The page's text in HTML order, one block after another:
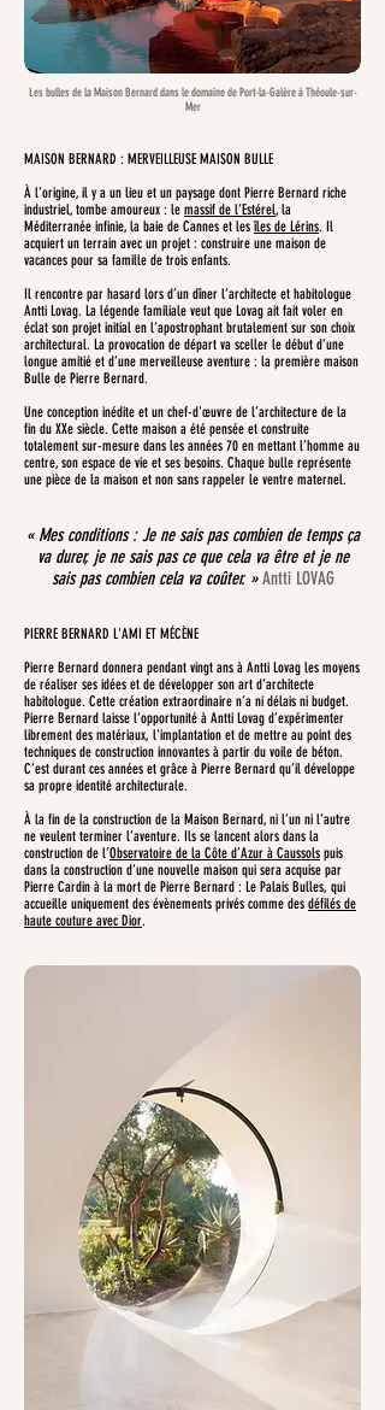
Les bulles de la Maison Bernard dans le domaine de Port-la-Galère à Théoule-sur-
Mer
MAISON BERNARD : MERVEILLEUSE MAISON BULLE
À l’origine, il y a un lieu et un paysage dont Pierre Bernard riche
industriel, tombe amoureux : le massif de l’Estérel, la
Méditerranée infinie, la baie de Cannes et les îles de Lérins. Il
acquiert un terrain avec un projet : construire une maison de
vacances pour sa famille de trois enfants.
Il rencontre par hasard lors d’un dîner l’architecte et habitologue
Antti Lovag. La légende familiale veut que Lovag ait fait voler en
éclat son projet initial en l’apostrophant brutalement sur son choix
architectural. La provocation de départ va sceller le début d’une
longue amitié et d’une merveilleuse aventure : la première maison
Bulle de Pierre Bernard.
Une conception inédite et un chef-d'œuvre de l’architecture de la
fin du XXe siècle. Cette maison a été pensée et construite
totalement sur-mesure dans les années 70 en mettant l’homme au
centre, son espace de vie et ses besoins. Chaque bulle représente
une pièce de la maison et non sans rappeler le ventre maternel.
« Mes conditions : Je ne sais pas combien de temps ça
va durer, je ne sais pas ce que cela va être et je ne
sais pas combien cela va coûter. » Antti LOVAG
PIERRE BERNARD L'AMI ET MÉCÈNE
Pierre Bernard donnera pendant vingt ans à Antti Lovag les moyens
de réaliser ses idées et de développer son art d’architecte
habitologue. Cette création extraordinaire n’a ni délais ni budget.
Pierre Bernard laisse l’opportunité à Antti Lovag d’expérimenter
librement des matériaux, l'implantation et de mettre au point des
techniques de construction innovantes à partir du voile de béton.
C’est durant ces années et grâce à Pierre Bernard qu’il développe
sa propre identité architecturale.
À la fin de la construction de la Maison Bernard, ni l’un ni l’autre
ne veulent terminer l’aventure. Ils se lancent alors dans la
construction de l’Observatoire de la Côte d’Azur à Caussols puis
dans la construction d’une nouvelle maison qui sera acquise par
Pierre Cardin à la mort de Pierre Bernard : Le Palais Bulles, qui
accueille uniquement des évènements privés comme des défilés de
haute couture avec Dior.